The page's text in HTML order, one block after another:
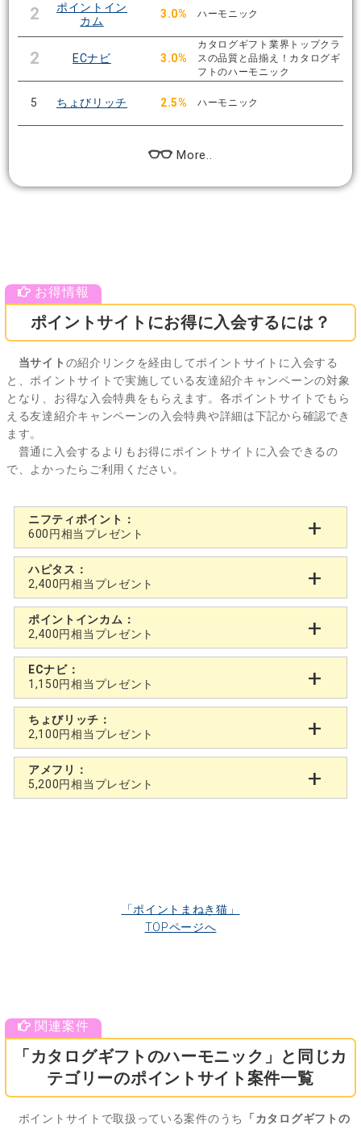
2
ポイントイン
カム
3.0% ハーモニック
2 ECナビ 3.0%
カタログギフト業界トップクラ
スの品質と品揃え！カタログギ
フトのハーモニック
5 ちょびリッチ 2.5% ハーモニック
More..
ポイントサイトにお得に入会するには？
当サイト の紹介リンクを経由してポイントサイトに入会する
と、ポイントサイトで実施している友達紹介キャンペーンの対象
となり、お得な入会特典をもらえます。各ポイントサイトでもら
える友達紹介キャンペーンの入会特典や詳細は下記から確認でき
ます。
普通に入会するよりもお得にポイントサイトに入会できるの
で、よかったらご利用ください。
ニフティポイント：
600円相当プレゼント
ハピタス：
2,400円相当プレゼント
ポイントインカム：
2,400円相当プレゼント
ECナビ：
1,150円相当プレゼント
ちょびリッチ：
2,100円相当プレゼント
アメフリ：
5,200円相当プレゼント
「ポイントまねき猫」
TOPページへ
「カタログギフトのハーモニック」と同じカ
テゴリーのポイントサイト案件一覧
ポイントサイトで取扱っている案件のうち 「カタログギフトの